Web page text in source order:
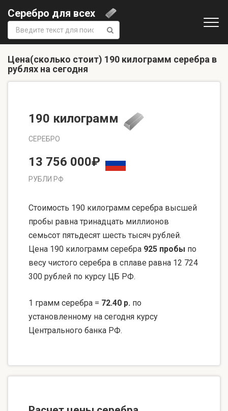
Серебро для всех
Поиск:
Цена(сколько стоит) 190 килограмм серебра в
рублях на сегодня
190 килограмм
СЕРЕБРО
13 756 000₽
РУБЛИ РФ
Стоимость 190 килограмм серебра высшей
пробы равна тринадцать миллионов
семьсот пятьдесят шесть тысяч рублей.
Цена 190 килограмм серебра 925 пробы по
весу чистого серебра в сплаве равна 12 724
300 рублей по курсу ЦБ РФ.
1 грамм серебра = 72.40 р. по
установленному на сегодня курсу
Центрального банка РФ.